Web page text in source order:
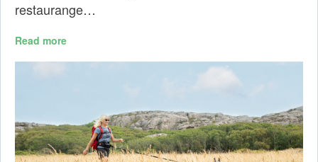
restaurange…
Read more